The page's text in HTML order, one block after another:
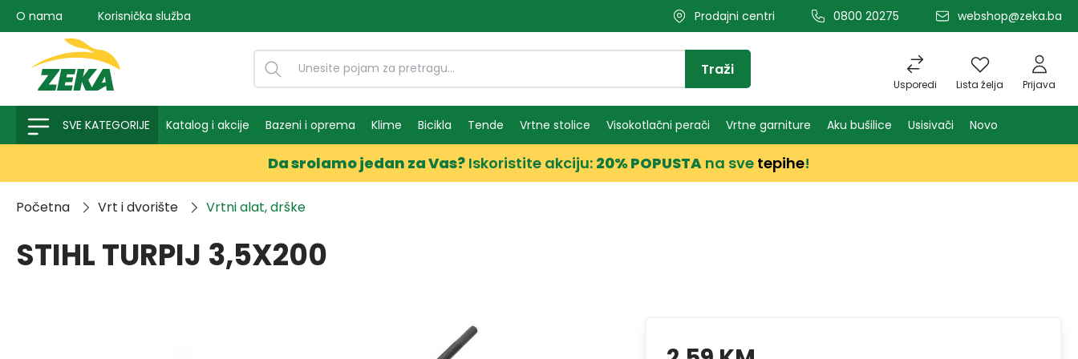
pretragu Preskoči na glavnu navigaciju
O nama Korisnička služba Prodajni centri 0800 20275 webshop@zeka.ba
Usporedi Lista želja Prijava
Traži
SVE KATEGORIJE Katalog i akcije Bazeni i oprema Klime Bicikla Tende Vrtne stolice Visokotlačni perači Vrtne garniture Aku bušilice Usisivači Novo
Da srolamo jedan za Vas? Iskoristite akciju: 20% POPUSTA na sve tepihe!
Početna Vrt i dvorište Vrtni alat, drške
STIHL TURPIJ 3,5X200